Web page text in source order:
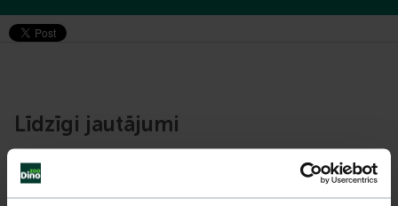
Līdzīgi jautājumi
Mūsu eksperti spēs atbildēt uz jebkuru Jūsu jautājumu
UZDOT JAUTĀJUMU